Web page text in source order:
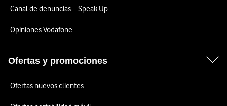
Canal de denuncias – Speak Up
Opiniones Vodafone
Ofertas y promociones
Ofertas nuevos clientes